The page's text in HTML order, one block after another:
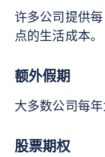
许多公司提供
点的生活成本。
额外假期
大多数公司每
股票期权